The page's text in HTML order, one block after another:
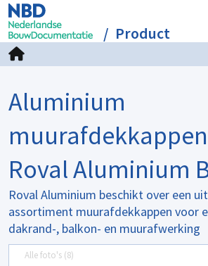
Product
Aluminium
Roval Aluminium
Roval Aluminium beschikt over een
assortiment muurafdekkappen voor
dakrand-, balkon- en muurafwerking
Alle foto's (8)